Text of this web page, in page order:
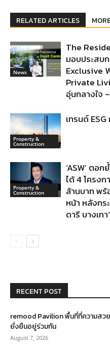
RELATED ARTICLES
News
The
มอบประสบ
Exclusive
Private
อุ่นกลางใจ
Property &
Construction
เทรนด์
Property &
Construction
‘ASW’ ตอ
ได้ 4 โครง
ล้านบาท พ
หน้า หลังกร
ดารี บางเท
RECENT POST
remood Pavilion พื้นที่ที่ความสว
ยั่งยืนอยู่ร่วมกัน
August 7, 2026